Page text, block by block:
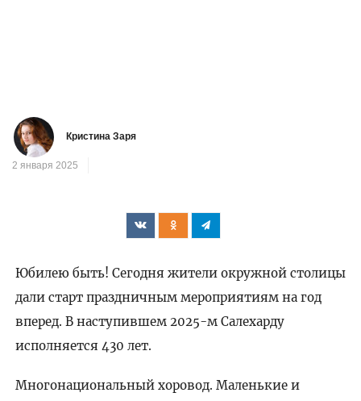
Кристина Заря
2 января 2025
Юбилею быть! Сегодня жители окружной столицы
дали старт праздничным мероприятиям на год
вперед. В наступившем 2025-м Салехарду
исполняется 430 лет.
Многонациональный хоровод. Маленькие и